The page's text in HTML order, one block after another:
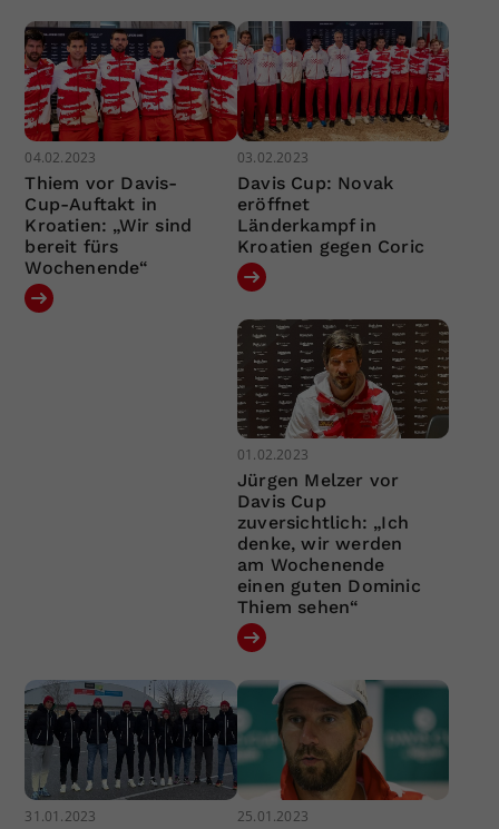
04.02.2023
Thiem vor Davis-
Cup-Auftakt in
Kroatien: „Wir sind
bereit fürs
Wochenende“
03.02.2023
Davis Cup: Novak
eröffnet
Länderkampf in
Kroatien gegen Coric
01.02.2023
Jürgen Melzer vor
Davis Cup
zuversichtlich: „Ich
denke, wir werden
am Wochenende
einen guten Dominic
Thiem sehen“
31.01.2023 25.01.2023